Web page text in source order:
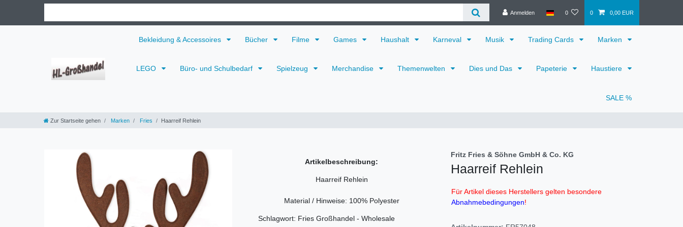
Anmelden 0 0 0,00 EUR
Bekleidung & Accessoires Bücher Filme Games Haushalt Karneval Musik Trading Cards Marken
LEGO Büro- und Schulbedarf Spielzeug Merchandise Themenwelten Dies und Das Papeterie Haustiere
SALE %
Zur Startseite gehen Marken Fries Haarreif Rehlein
Artikelbeschreibung:
Haarreif Rehlein
Material / Hinweise: 100% Polyester
Schlagwort: Fries Großhandel - Wholesale
Fritz Fries & Söhne GmbH & Co. KG
Haarreif Rehlein
Für Artikel dieses Herstellers gelten besondere
Abnahmebedingungen!